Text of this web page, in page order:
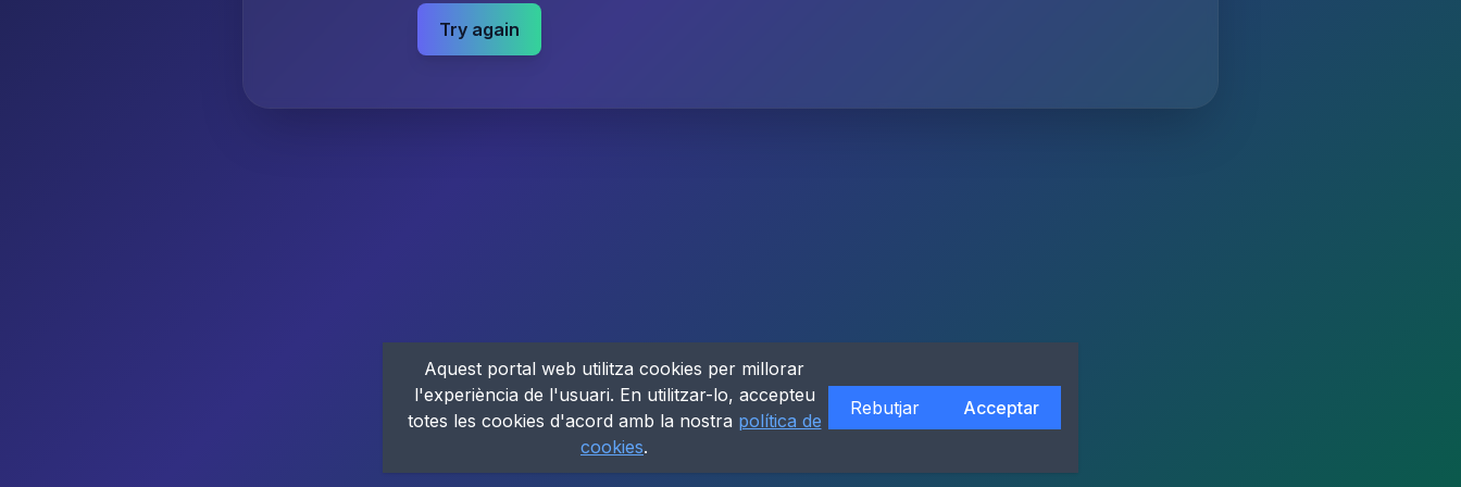
Try again
Aquest portal web utilitza cookies per millorar
l'experiència de l'usuari. En utilitzar-lo, accepteu
totes les cookies d'acord amb la nostra política de
cookies.
Rebutjar Acceptar